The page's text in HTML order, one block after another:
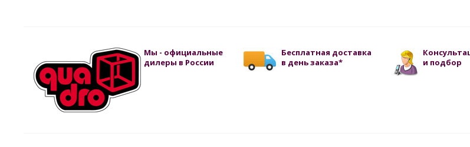
Мы - официальные
дилеры в России
Бесплатная доставка
в день заказа*
и подбор